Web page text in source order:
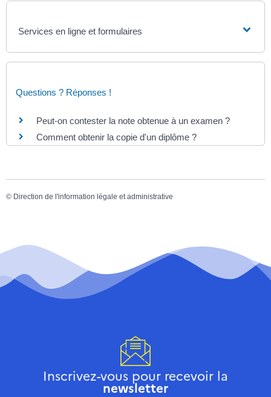
Services en ligne et formulaires
Questions ? Réponses !
Peut-on contester la note obtenue à un examen ?
Comment obtenir la copie d'un diplôme ?
© Direction de l'information légale et administrative
Inscrivez-vous pour recevoir la
newsletter